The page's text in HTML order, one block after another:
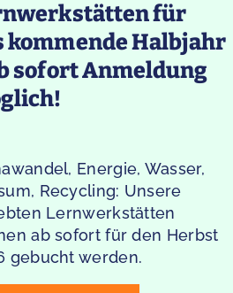
für
kommende Halbjahr
sofort Anmeldung
Energie, Wasser,
Recycling: Unsere
Lernwerkstätten
ab sofort für den Herbst
gebucht werden.